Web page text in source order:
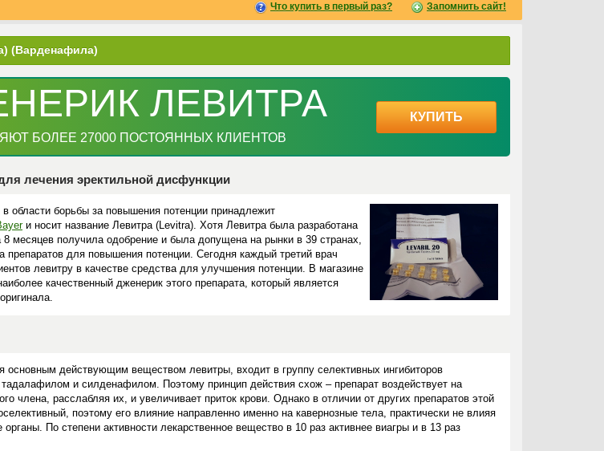
Что купить в первый раз? Запомнить сайт!
(Варденафила)
ЛЕВИТРА
БОЛЕЕ 27000 ПОСТОЯННЫХ КЛИЕНТОВ
КУПИТЬ
лечения эректильной дисфункции
области борьбы за повышения потенции принадлежит
и носит название Левитра (Levitra). Хотя Левитра была разработана
8 месяцев получила одобрение и была допущена на рынки в 39 странах,
препаратов для повышения потенции. Сегодня каждый третий врач
левитру в качестве средства для улучшения потенции. В магазине
качественный дженерик этого препарата, который является
основным действующим веществом левитры, входит в группу селективных ингибиторов
и силденафилом. Поэтому принцип действия схож – препарат воздействует на
члена, расслабляя их, и увеличивает приток крови. Однако в отличии от других препаратов этой
поэтому его влияние направленно именно на кавернозные тела, практически не влияя
органы. По степени активности лекарственное вещество в 10 раз активнее виагры и в 13 раз